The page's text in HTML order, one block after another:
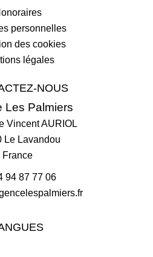
personnelles
des cookies
légales
NOUS
Les Palmiers
Vincent AURIOL
Le Lavandou
France
94 87 77 06